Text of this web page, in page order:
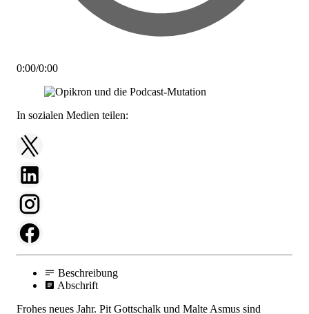
0:00/0:00
In sozialen Medien teilen:
Beschreibung
Abschrift
Frohes neues Jahr. Pit Gottschalk und Malte Asmus sind